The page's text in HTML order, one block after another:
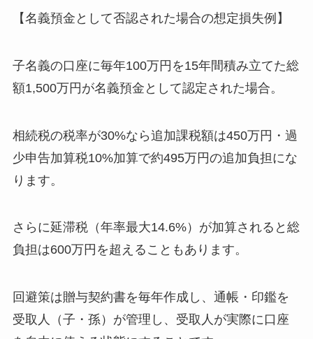
【名義預金として否認された場合の想定損失例】
子名義の口座に毎年100万円を15年間積み立てた総
額1,500万円が名義預金として認定された場合。
相続税の税率が30%なら追加課税額は450万円・過
少申告加算税10%加算で約495万円の追加負担にな
ります。
さらに延滞税（年率最大14.6%）が加算されると総
負担は600万円を超えることもあります。
回避策は贈与契約書を毎年作成し、通帳・印鑑を
受取人（子・孫）が管理し、受取人が実際に口座